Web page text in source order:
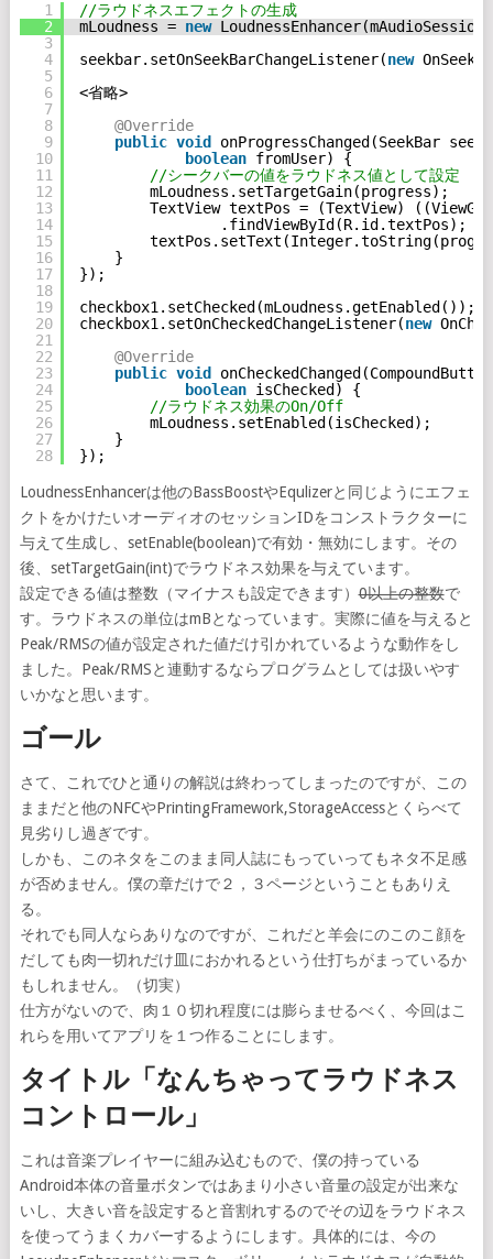
1
2
3
4
5
6
7
8
9
10
11
12
13
14
15
16
17
18
19
20
21
22
23
24
25
26
27
28
//ラウドネスエフェクトの生成
mLoudness = new
seekbar.setOnSeekBarChangeListener(new
<省略>
@Override
public void
onProgressChanged(SeekBar
boolean fromUser) {
//シークバーの値をラウドネス値として設定
mLoudness.setTargetGain(progress);
TextView textPos = (TextView)
.findViewById(R.id.textPos);
}
});
checkbox1.setChecked(mLoudness.getEnabled());
checkbox1.setOnCheckedChangeListener(new
@Override
public void
boolean isChecked) {
//ラウドネス効果のOn/Off
mLoudness.setEnabled(isChecked);
}
});
LoudnessEnhancerは他のBassBoostやEqulizerと同じようにエフェ
クトをかけたいオーディオのセッションIDをコンストラクターに
与えて生成し、setEnable(boolean)で有効・無効にします。その
後、setTargetGain(int)でラウドネス効果を与えています。
設定できる値は整数（マイナスも設定できます）0以上の整数で
す。ラウドネスの単位はmBとなっています。実際に値を与えると
Peak/RMSの値が設定された値だけ引かれているような動作をし
ました。Peak/RMSと連動するならプログラムとしては扱いやす
いかなと思います。
ゴール
さて、これでひと通りの解説は終わってしまったのですが、この
ままだと他のNFCやPrintingFramework,StorageAccessとくらべて
見劣りし過ぎです。
しかも、このネタをこのまま同人誌にもっていってもネタ不足感
が否めません。僕の章だけで２，３ページということもありえ
る。
それでも同人ならありなのですが、これだと羊会にのこのこ顔を
だしても肉一切れだけ皿におかれるという仕打ちがまっているか
もしれません。（切実）
仕方がないので、肉１０切れ程度には膨らませるべく、今回はこ
れらを用いてアプリを１つ作ることにします。
タイトル「なんちゃってラウドネス
コントロール」
これは音楽プレイヤーに組み込むもので、僕の持っている
Android本体の音量ボタンではあまり小さい音量の設定が出来な
いし、大きい音を設定すると音割れするのでその辺をラウドネス
を使ってうまくカバーするようにします。具体的には、今の